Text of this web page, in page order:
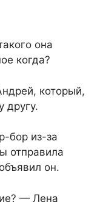
она
когда?
который,
другу.
бор из-за
отправила
он.
— Лена